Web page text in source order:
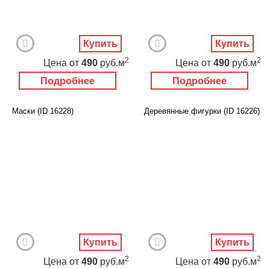
Подробнее
Цена от 490 руб.м2
Купить
Подробнее
Цена от 490 руб.м2
Купить
Маски (ID 16228)
Цена от 490 руб.м2
Купить
Деревянные фигурки (ID 16226)
Цена от 490 руб.м2
Купить